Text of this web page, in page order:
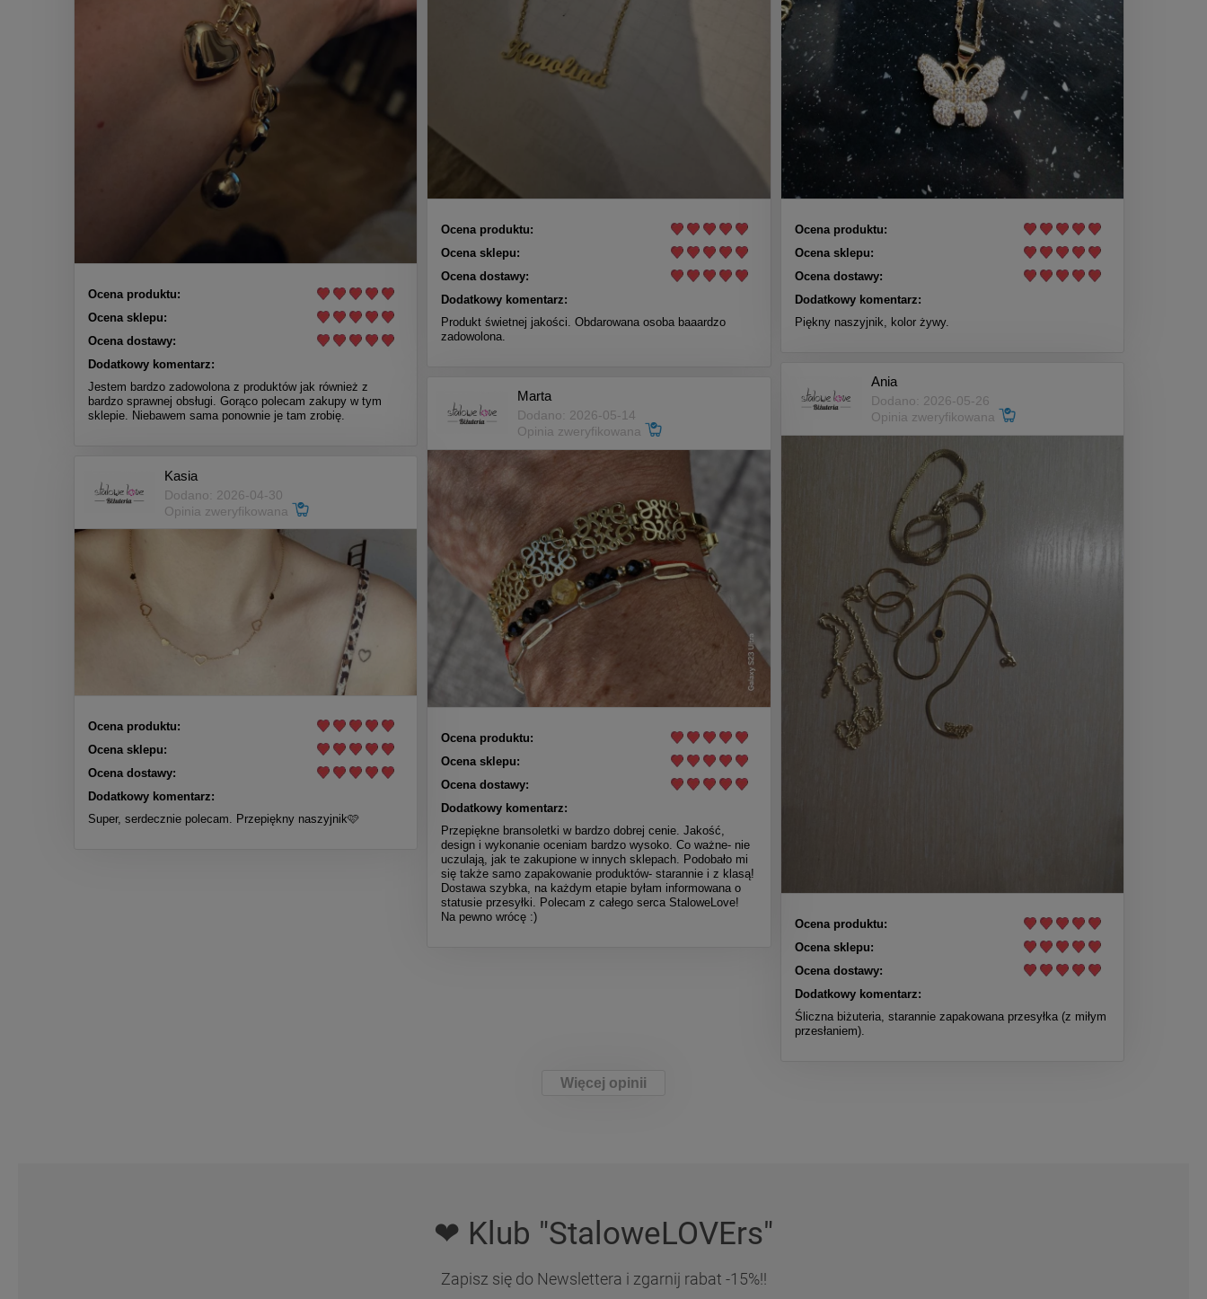
Ocena produktu:
Ocena sklepu:
Ocena dostawy:
Dodatkowy komentarz:
Jestem bardzo zadowolona z produktów jak również z
bardzo sprawnej obsługi. Gorąco polecam zakupy w tym
sklepie. Niebawem sama ponownie je tam zrobię.
Ocena produktu:
Ocena sklepu:
Ocena dostawy:
Dodatkowy komentarz:
Produkt świetnej jakości. Obdarowana osoba baaardzo
zadowolona.
Ocena produktu:
Ocena sklepu:
Ocena dostawy:
Dodatkowy komentarz:
Piękny naszyjnik, kolor żywy.
Ania
Dodano: 2026-05-26
Opinia zweryfikowana
Ocena produktu:
Ocena sklepu:
Ocena dostawy:
Dodatkowy komentarz:
Śliczna biżuteria, starannie zapakowana przesyłka (z miłym
przesłaniem).
Marta
Dodano: 2026-05-14
Opinia zweryfikowana
Ocena produktu:
Ocena sklepu:
Ocena dostawy:
Dodatkowy komentarz:
Przepiękne bransoletki w bardzo dobrej cenie. Jakość,
design i wykonanie oceniam bardzo wysoko. Co ważne- nie
uczulają, jak te zakupione w innych sklepach. Podobało mi
się także samo zapakowanie produktów- starannie i z klasą!
Dostawa szybka, na każdym etapie byłam informowana o
statusie przesyłki. Polecam z całego serca StaloweLove!
Na pewno wrócę :)
Kasia
Dodano: 2026-04-30
Opinia zweryfikowana
Ocena produktu:
Ocena sklepu:
Ocena dostawy:
Dodatkowy komentarz:
Super, serdecznie polecam. Przepiękny naszyjnik🩷
Więcej opinii
❤ Klub "StaloweLOVErs"
Zapisz się do Newslettera i zgarnij rabat -15%!!